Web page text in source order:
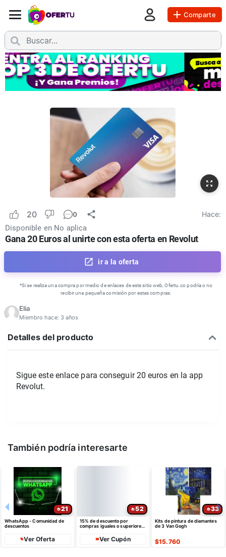
Comparte
20 0 Hace:
Disponible en No aplica
Gana 20 Euros al unirte con esta oferta en Revolut
ir a la oferta
*Si se realiza una compra por medio de enlaces de este sitio web, Ofertu.co podría o no
recibir una pequeña comisión por estas compras.
Elia
Miembro hace: 3 años
Detalles del producto
Sigue este enlace para conseguir 20 euros en la app
Revolut.
También podría interesarte
21
WhatsApp - Comunidad de
descuentos
Ver Oferta
52
15% de descuento por
compras iguales o superiores
de dto
Ver Cupón
33
Kits de pintura de diamantes
de 3 Van Gogh
$15.760